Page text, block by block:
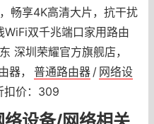
畅享4K高清大片，抗干扰
双千兆端口家用路由
深圳荣耀官方旗舰店，
器，
普通路由器 / 网络设
扣价：309